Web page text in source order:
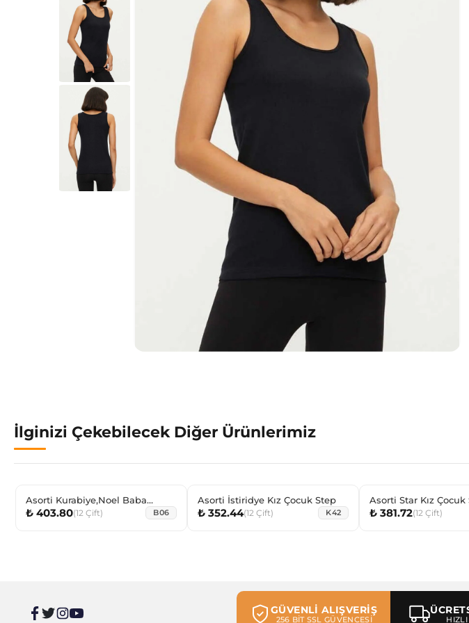
İlginizi Çekebilecek Diğer Ürünlerimiz
Asorti Kurabiye,Noel Baba
Baskılı Havlu Erkek Bebek soket
₺ 403.80(12 Çift) B06
Asorti İstiridye Kız Çocuk Step
₺ 352.44(12 Çift) K42
Asorti Star Kız Çocuk
₺ 381.72(12 Çift)
GÜVENLİ ALIŞVERİŞ
256 BİT SSL GÜVENCESİ HIZLI